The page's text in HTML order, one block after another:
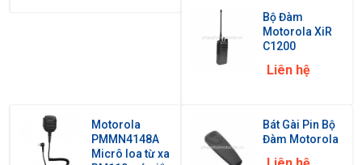
Bộ Đàm
Motorola XiR
C1200
Liên hệ
Motorola
PMMN4148A
Micrô loa từ xa
Bát Gài Pin Bộ
Đàm Motorola